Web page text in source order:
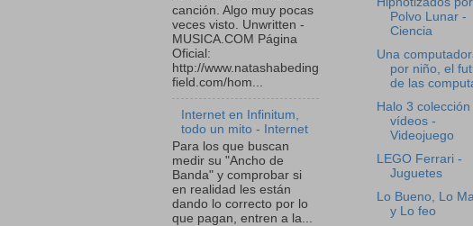
canción. Algo muy pocas
veces visto. Unwritten -
MUSICA.COM Página
Oficial:
http://www.natashabeding
field.com/hom...
Internet en Infinitum,
todo un mito - Internet
Para los que buscan
medir su "Ancho de
Banda" y comprobar si
en realidad les están
dando lo correcto por lo
que pagan, entren a la...
Polvo Lunar -
Ciencia
Una
por niño, el
de las
Halo 3 colección
vídeos -
Videojuego
LEGO Ferrari -
Juguetes
Lo Bueno, Lo
y Lo feo